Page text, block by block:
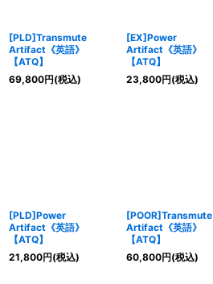
[PLD]Transmute
Artifact《英語》
【ATQ】
69,800円(税込)
[EX]Power
Artifact《英語》
【ATQ】
23,800円(税込)
[PLD]Power
Artifact《英語》
【ATQ】
21,800円(税込)
[POOR]Transmute
Artifact《英語》
【ATQ】
60,800円(税込)